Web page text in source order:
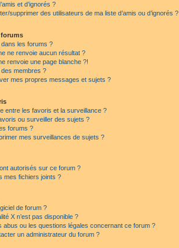
et d’ignorés ?
supprimer des utilisateurs de ma liste d’amis ou d’ignorés ?
forums
les forums ?
ne renvoie aucun résultat ?
renvoie une page blanche ?!
membres ?
mes propres messages et sujets ?
entre les favoris et la surveillance ?
ou surveiller des sujets ?
forums ?
mes surveillances de sujets ?
autorisés sur ce forum ?
mes fichiers joints ?
de forum ?
X n’est pas disponible ?
abus ou les questions légales concernant ce forum ?
un administrateur du forum ?